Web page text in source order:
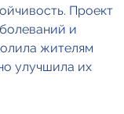
Проект
и
жителям
улучшила их